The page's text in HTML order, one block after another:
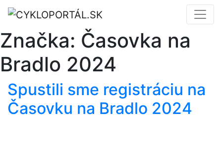
Značka: Časovka na
Bradlo 2024
Spustili sme registráciu na
Časovku na Bradlo 2024